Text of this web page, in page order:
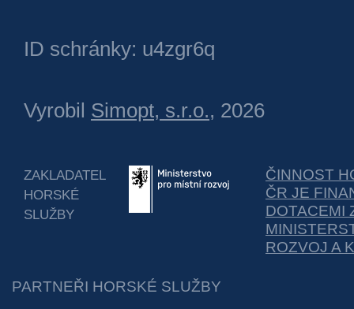
ID schránky: u4zgr6q
Vyrobil Simopt, s.r.o., 2026
ZAKLADATEL
HORSKÉ
SLUŽBY
ČINNOST
ČR JE
DOTACEMI
ROZVOJ A
PARTNEŘI HORSKÉ SLUŽBY